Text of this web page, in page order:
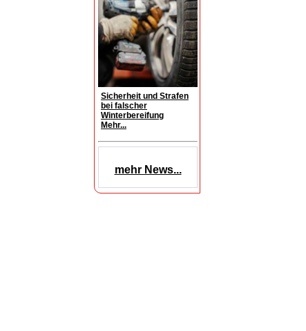
Sicherheit und Strafen
bei falscher
Winterbereifung
Mehr...
mehr News...